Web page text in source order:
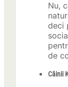
Nu,
deci
de
Câinii